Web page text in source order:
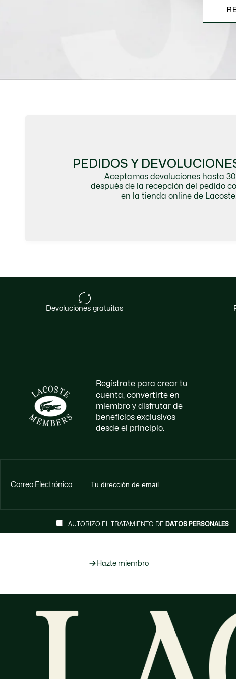
PEDIDOS Y
Aceptamos devoluciones hasta
después de la recepción del pedido
en la tienda online de Lacoste.
devoluciones gratuitas
Regístrate para crear tu
cuenta, convertirte en
miembro y disfrutar de
beneficios exclusivos
desde el principio.
Correo Electrónico
AUTORIZO EL TRATAMIENTO DE DATOS PERSONALES
Hazte miembro